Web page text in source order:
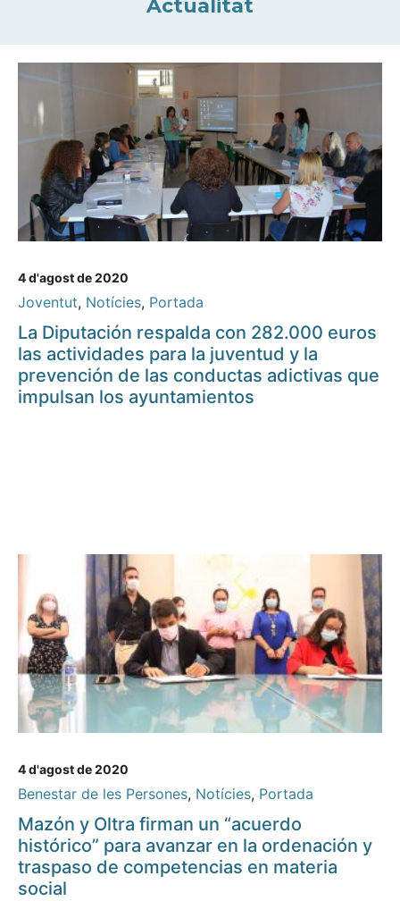
Actualitat
4 d'agost de 2020
Joventut, Notícies, Portada
La Diputación respalda con 282.000 euros
las actividades para la juventud y la
prevención de las conductas adictivas que
impulsan los ayuntamientos
4 d'agost de 2020
Benestar de les Persones, Notícies, Portada
Mazón y Oltra firman un “acuerdo
histórico” para avanzar en la ordenación y
traspaso de competencias en materia
social